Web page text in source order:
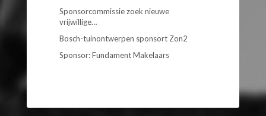
Sponsorcommissie zoek nieuwe
vrijwillige…
Bosch-tuinontwerpen sponsort Zon2
Sponsor: Fundament Makelaars